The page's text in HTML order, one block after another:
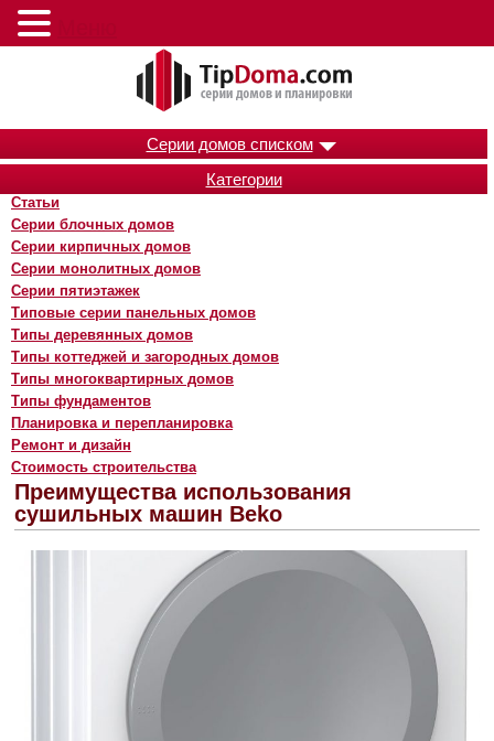
Серии домов списком
Категории
Статьи
Серии блочных домов
Серии кирпичных домов
Серии монолитных домов
Серии пятиэтажек
Типовые серии панельных домов
Типы деревянных домов
Типы коттеджей и загородных домов
Типы многоквартирных домов
Типы фундаментов
Планировка и перепланировка
Ремонт и дизайн
Стоимость строительства
Преимущества использования
сушильных машин Beko